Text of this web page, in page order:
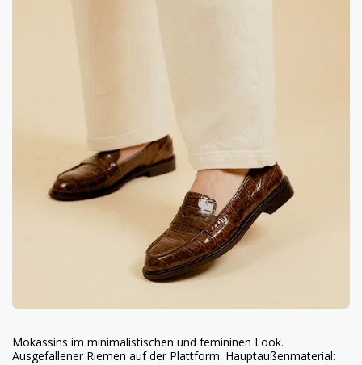
Mokassins im minimalistischen und femininen Look.
Ausgefallener Riemen auf der Plattform. Hauptaußenmaterial: